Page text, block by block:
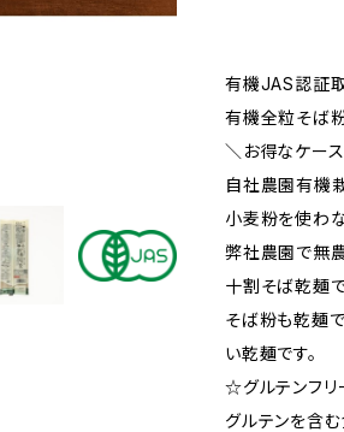
有機JAS認証取
有機全粒そば
＼お得なケース
自社農園有機
小麦粉を使わな
弊社農園で無
十割そば乾麺で
そば粉も乾麺
い乾麺です。
☆グルテンフリ
グルテンを含